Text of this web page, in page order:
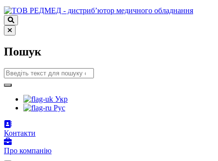
Пошук
Укр
Рус
Контакти
Про компанію